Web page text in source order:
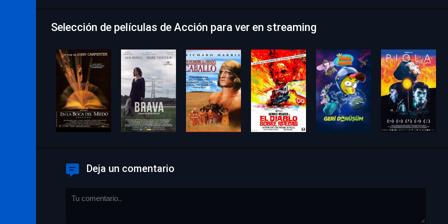
Selección de películas de Acción para ver en streaming
Deja un comentario